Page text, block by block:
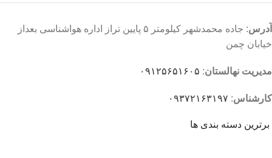
آدرس
: جاده محمدشهر کیلومتر ۵ پایین تراز اداره هواشناسی بعداز
خیابان چمن
مدیریت نهالستان: ۰۹۱۲۵۶۵۱۶۰۵
کارشناس: ۰۹۳۷۲۱۶۳۱۹۷
برترین دسته بندی ها